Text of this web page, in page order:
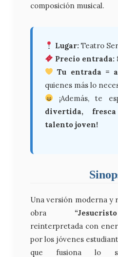
composición musical.
Lugar: Teatro
Precio entrada:
Tu entrada =
quienes más lo
¡Además, te
divertida,
talento joven!
Una versión moderna y
obra
reinterpretada con
por los jóvenes
que fusiona lo